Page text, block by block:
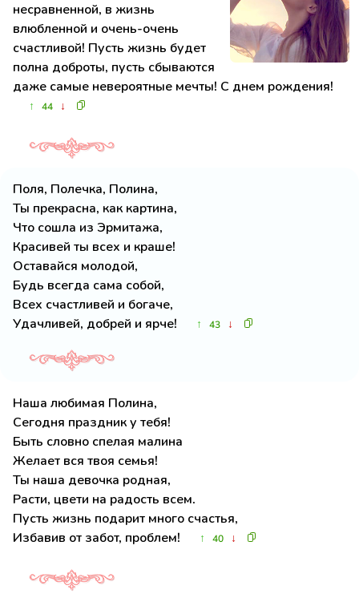
несравненной, в жизнь
влюбленной и очень-очень
счастливой! Пусть жизнь будет
полна доброты, пусть сбываются
даже самые невероятные мечты! С днем рождения!
↑ 44 ↓
Поля, Полечка, Полина,
Ты прекрасна, как картина,
Что сошла из Эрмитажа,
Красивей ты всех и краше!
Оставайся молодой,
Будь всегда сама собой,
Всех счастливей и богаче,
Удачливей, добрей и ярче!
↑ 43 ↓
Наша любимая Полина,
Сегодня праздник у тебя!
Быть словно спелая малина
Желает вся твоя семья!
Ты наша девочка родная,
Расти, цвети на радость всем.
Пусть жизнь подарит много счастья,
Избавив от забот, проблем!
↑ 40 ↓